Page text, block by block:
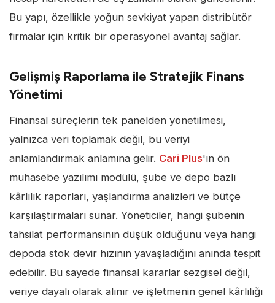
Bu yapı, özellikle yoğun sevkiyat yapan distribütör
firmalar için kritik bir operasyonel avantaj sağlar.
Gelişmiş Raporlama ile Stratejik Finans
Yönetimi
Finansal süreçlerin tek panelden yönetilmesi,
yalnızca veri toplamak değil, bu veriyi
anlamlandırmak anlamına gelir. Cari Plus'ın ön
muhasebe yazılımı modülü, şube ve depo bazlı
kârlılık raporları, yaşlandırma analizleri ve bütçe
karşılaştırmaları sunar. Yöneticiler, hangi şubenin
tahsilat performansının düşük olduğunu veya hangi
depoda stok devir hızının yavaşladığını anında tespit
edebilir. Bu sayede finansal kararlar sezgisel değil,
veriye dayalı olarak alınır ve işletmenin genel kârlılığı